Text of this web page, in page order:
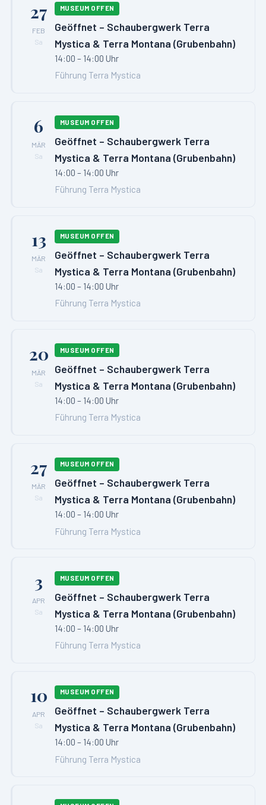
27
FEB
Sa
MUSEUM OFFEN
Geöffnet – Schaubergwerk Terra
Mystica & Terra Montana (Grubenbahn)
14:00 – 14:00 Uhr
Führung Terra Mystica
6
MÄR
Sa
MUSEUM OFFEN
Geöffnet – Schaubergwerk Terra
Mystica & Terra Montana (Grubenbahn)
14:00 – 14:00 Uhr
Führung Terra Mystica
13
MÄR
Sa
MUSEUM OFFEN
Geöffnet – Schaubergwerk Terra
Mystica & Terra Montana (Grubenbahn)
14:00 – 14:00 Uhr
Führung Terra Mystica
20
MÄR
Sa
MUSEUM OFFEN
Geöffnet – Schaubergwerk Terra
Mystica & Terra Montana (Grubenbahn)
14:00 – 14:00 Uhr
Führung Terra Mystica
27
MÄR
Sa
MUSEUM OFFEN
Geöffnet – Schaubergwerk Terra
Mystica & Terra Montana (Grubenbahn)
14:00 – 14:00 Uhr
Führung Terra Mystica
3
APR
Sa
MUSEUM OFFEN
Geöffnet – Schaubergwerk Terra
Mystica & Terra Montana (Grubenbahn)
14:00 – 14:00 Uhr
Führung Terra Mystica
10
APR
Sa
MUSEUM OFFEN
Geöffnet – Schaubergwerk Terra
Mystica & Terra Montana (Grubenbahn)
14:00 – 14:00 Uhr
Führung Terra Mystica